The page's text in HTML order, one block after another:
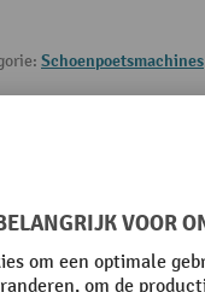
Schoenpoetsmachines